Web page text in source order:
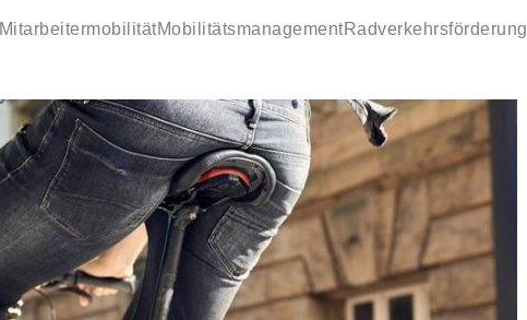
MitarbeitermobilitätMobilitätsmanagementRadverkehrsförderung